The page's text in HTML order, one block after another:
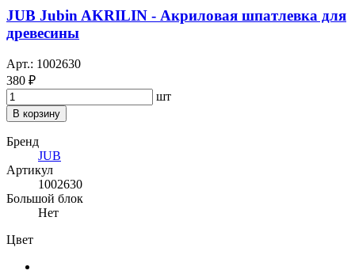
JUB Jubin AKRILIN - Акриловая шпатлевка для
древесины
Арт.: 1002630
380 ₽
шт
В корзину
Бренд
JUB
Артикул
1002630
Большой блок
Нет
Цвет